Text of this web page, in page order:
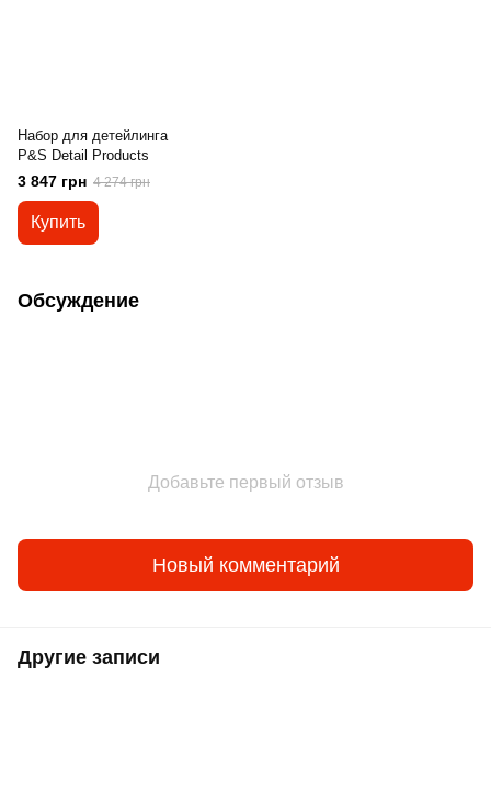
Набор для детейлинга
P&S Detail Products
3 847 грн 4 274 грн
Купить
Обсуждение
Добавьте первый отзыв
Новый комментарий
Другие записи